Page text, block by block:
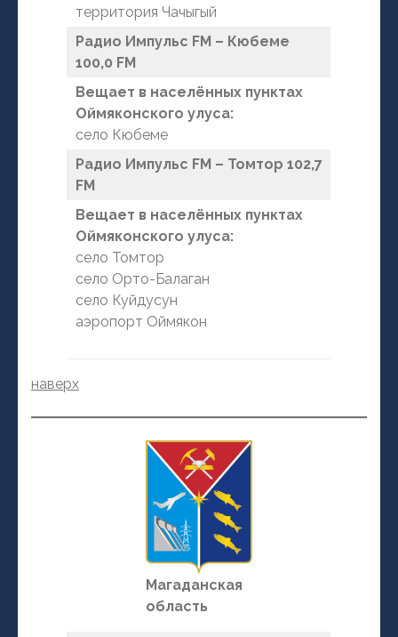
территория Чачыгый
Радио Импульс FM – Кюбеме
100,0 FM
Вещает в населённых пунктах
Оймяконского улуса:
село Кюбеме
Радио Импульс FM – Томтор 102,7
FM
Вещает в населённых пунктах
Оймяконского улуса:
село Томтор
село Орто-Балаган
село Куйдусун
аэропорт Оймякон
наверх
Магаданская
область